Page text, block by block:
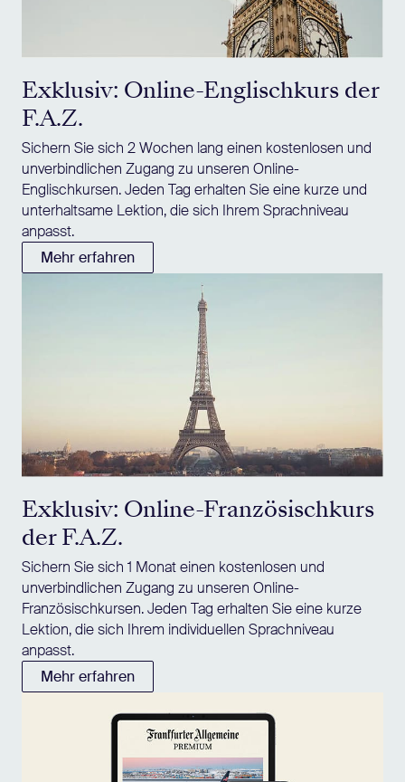
Exklusiv: Online-Englischkurs der
F.A.Z.
Sichern Sie sich 2 Wochen lang einen kostenlosen und
unverbindlichen Zugang zu unseren Online-
Englischkursen. Jeden Tag erhalten Sie eine kurze und
unterhaltsame Lektion, die sich Ihrem Sprachniveau
anpasst.
Mehr erfahren
Exklusiv: Online-Französischkurs
der F.A.Z.
Sichern Sie sich 1 Monat einen kostenlosen und
unverbindlichen Zugang zu unseren Online-
Französischkursen. Jeden Tag erhalten Sie eine kurze
Lektion, die sich Ihrem individuellen Sprachniveau
anpasst.
Mehr erfahren